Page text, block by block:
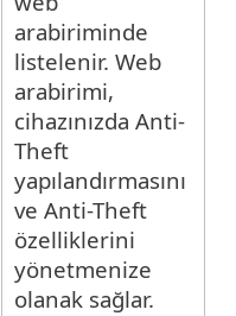
arabiriminde
listelenir. Web
arabirimi,
cihazınızda Anti-
Theft
yapılandırmasını
ve Anti-Theft
özelliklerini
yönetmenize
olanak sağlar.